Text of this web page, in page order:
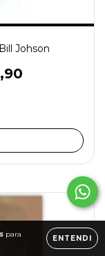
para
ENTENDI
Johson